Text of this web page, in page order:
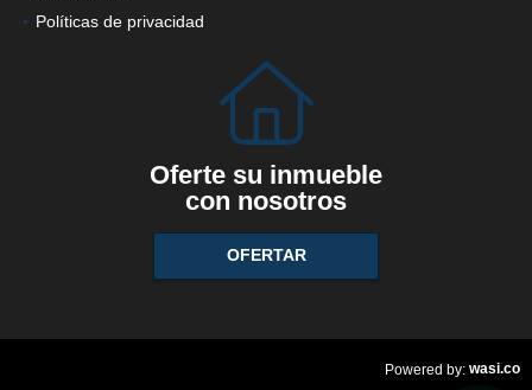
Políticas de privacidad
Oferte su inmueble
con nosotros
OFERTAR
Powered by: wasi.co